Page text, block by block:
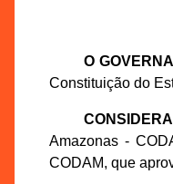
O
Constituição do
Amazonas -
CODAM, que